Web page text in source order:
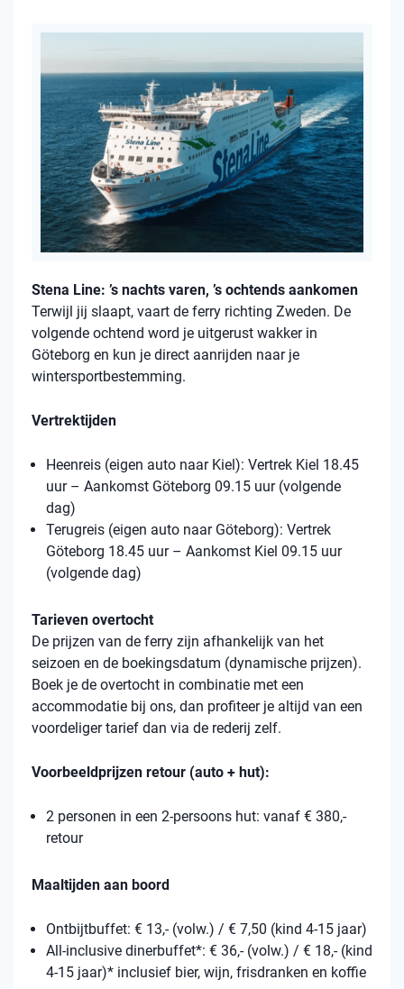
Stena Line: ’s nachts varen, ’s ochtends aankomen
Terwijl jij slaapt, vaart de ferry richting Zweden. De
volgende ochtend word je uitgerust wakker in
Göteborg en kun je direct aanrijden naar je
wintersportbestemming.
Vertrektijden
Heenreis (eigen auto naar Kiel): Vertrek Kiel 18.45
uur – Aankomst Göteborg 09.15 uur (volgende
dag)
Terugreis (eigen auto naar Göteborg): Vertrek
Göteborg 18.45 uur – Aankomst Kiel 09.15 uur
(volgende dag)
Tarieven overtocht
De prijzen van de ferry zijn afhankelijk van het
seizoen en de boekingsdatum (dynamische prijzen).
Boek je de overtocht in combinatie met een
accommodatie bij ons, dan profiteer je altijd van een
voordeliger tarief dan via de rederij zelf.
Voorbeeldprijzen retour (auto + hut):
2 personen in een 2-persoons hut: vanaf € 380,-
retour
Maaltijden aan boord
Ontbijtbuffet: € 13,- (volw.) / € 7,50 (kind 4-15 jaar)
All-inclusive dinerbuffet*: € 36,- (volw.) / € 18,- (kind
4-15 jaar)* inclusief bier, wijn, frisdranken en koffie